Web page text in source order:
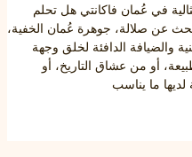
في عُمان فاكانتي هل تحلم
عن صلالة، جوهرة عُمان الخفية،
والضيافة الدافئة لخلق وجهة
أو من عشاق التاريخ، أو
ما يناسب